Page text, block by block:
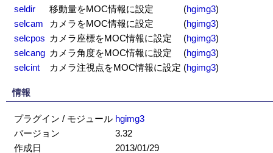
seldir
移動量をMOC情報に設定 (hgimg3)
selcam
カメラをMOC情報に設定 (hgimg3)
selcpos カメラ座標をMOC情報に設定 (hgimg3)
selcang カメラ角度をMOC情報に設定 (hgimg3)
selcint
カメラ注視点をMOC情報に設定 (hgimg3)
情報
プラグイン / モジュール hgimg3
バージョン
3.32
作成日
2013/01/29